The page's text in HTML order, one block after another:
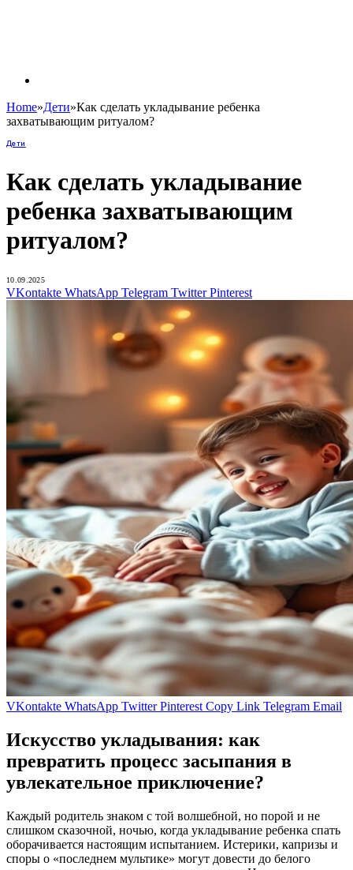
Home»Дети»Как сделать укладывание ребенка
захватывающим ритуалом?
Дети
Как сделать укладывание
ребенка захватывающим
ритуалом?
10.09.2025
VKontakte WhatsApp Telegram Twitter Pinterest
VKontakte WhatsApp Twitter Pinterest Copy Link Telegram Email
Искусство укладывания: как
превратить процесс засыпания в
увлекательное приключение?
Каждый родитель знаком с той волшебной, но порой и не
слишком сказочной, ночью, когда укладывание ребенка спать
оборачивается настоящим испытанием. Истерики, капризы и
споры о «последнем мультике» могут довести до белого